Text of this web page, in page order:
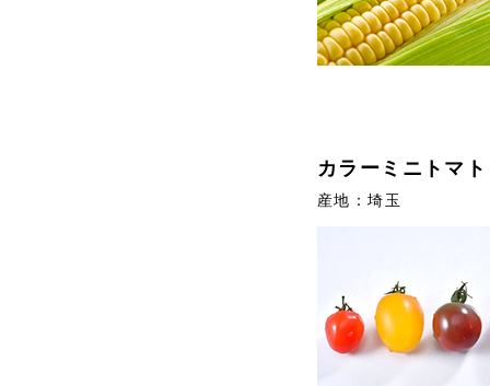
カラーミニトマト
産地：埼玉